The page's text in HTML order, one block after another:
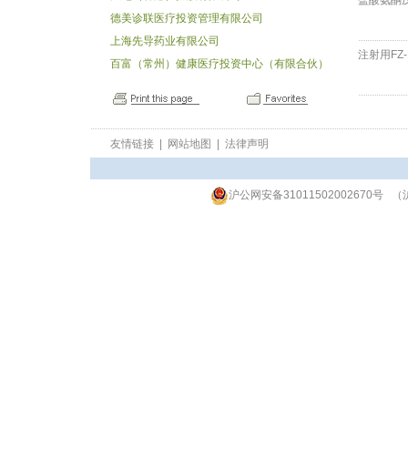
德美诊联医疗投资管理有限公司
上海先导药业有限公司
百富（常州）健康医疗投资中心（有限合伙）
注射用
友情链接 网站地图 法律声明
沪公网安备31011502002670号（